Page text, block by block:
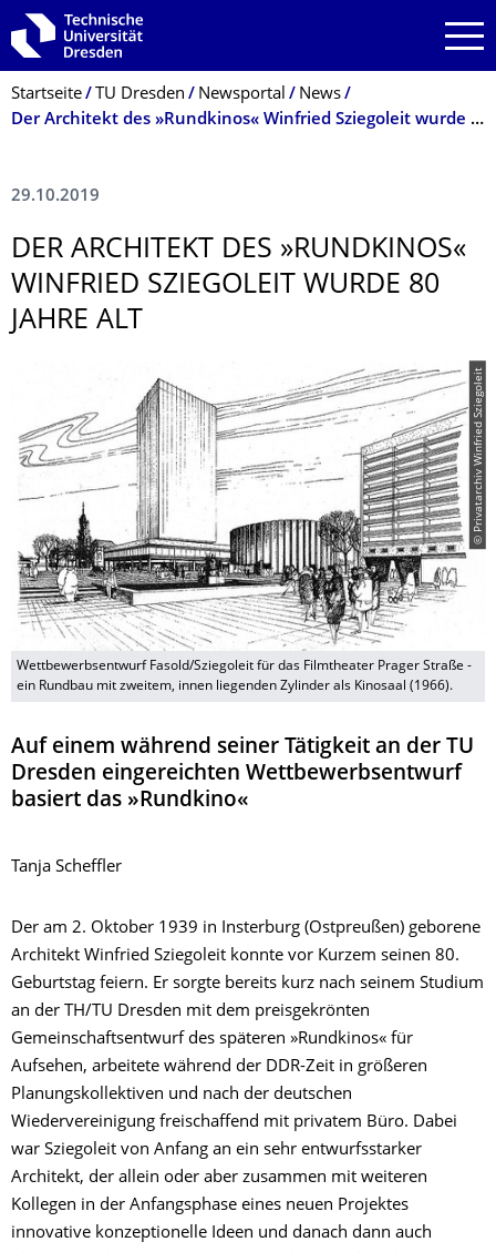
Zur Hauptnavigation springen
Zur Suche springen
Zum Inhalt springen
Breadcrumb-Menü
Startseite TU Dresden Newsportal
News
Der Architekt des »Rundkinos« Winfried Sziegoleit wurde 80 Jahre alt
29.10.2019
DER ARCHITEKT DES »RUNDKINOS«
WINFRIED SZIEGOLEIT WURDE 80
JAHRE ALT
© Privatarchiv Winfried Sziegoleit
Wettbewerbsentwurf Fasold/Sziegoleit für das Filmtheater Prager Straße -
ein Rundbau mit zweitem, innen liegenden Zylinder als Kinosaal (1966).
Auf einem während seiner Tätigkeit an der TU
Dresden eingereichten Wettbewerbsentwurf
basiert das »Rundkino«
Tanja Scheffler
Der am 2. Oktober 1939 in Insterburg (Ostpreußen) geborene
Architekt Winfried Sziegoleit konnte vor Kurzem seinen 80.
Geburtstag feiern. Er sorgte bereits kurz nach seinem Studium
an der TH/TU Dresden mit dem preisgekrönten
Gemeinschaftsentwurf des späteren »Rundkinos« für
Aufsehen, arbeitete während der DDR-Zeit in größeren
Planungskollektiven und nach der deutschen
Wiedervereinigung freischaffend mit privatem Büro. Dabei
war Sziegoleit von Anfang an ein sehr entwurfsstarker
Architekt, der allein oder aber zusammen mit weiteren
Kollegen in der Anfangsphase eines neuen Projektes
innovative konzeptionelle Ideen und danach dann auch